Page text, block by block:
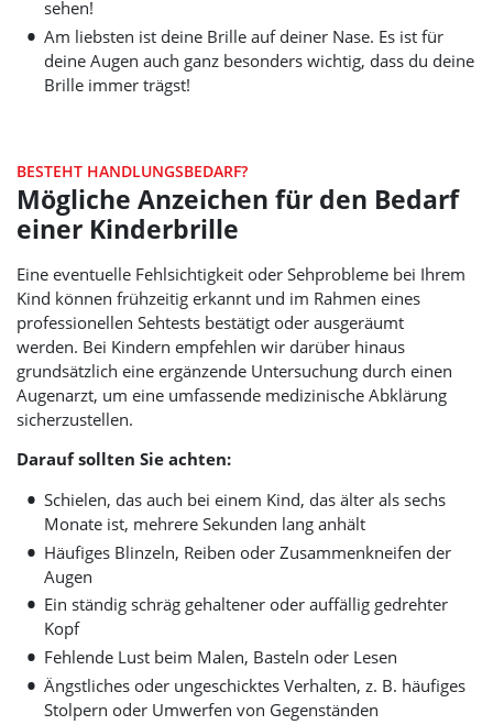
sehen!
Am liebsten ist deine Brille auf deiner Nase. Es ist für
deine Augen auch ganz besonders wichtig, dass du deine
Brille immer trägst!
BESTEHT HANDLUNGSBEDARF?
Mögliche Anzeichen für den Bedarf
einer Kinderbrille
Eine eventuelle Fehlsichtigkeit oder Sehprobleme bei Ihrem
Kind können frühzeitig erkannt und im Rahmen eines
professionellen Sehtests bestätigt oder ausgeräumt
werden. Bei Kindern empfehlen wir darüber hinaus
grundsätzlich eine ergänzende Untersuchung durch einen
Augenarzt, um eine umfassende medizinische Abklärung
sicherzustellen.
Darauf sollten Sie achten:
Schielen, das auch bei einem Kind, das älter als sechs
Monate ist, mehrere Sekunden lang anhält
Häufiges Blinzeln, Reiben oder Zusammenkneifen der
Augen
Ein ständig schräg gehaltener oder auffällig gedrehter
Kopf
Fehlende Lust beim Malen, Basteln oder Lesen
Ängstliches oder ungeschicktes Verhalten, z. B. häufiges
Stolpern oder Umwerfen von Gegenständen